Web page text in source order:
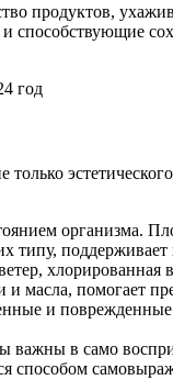
продуктов,
типу,
хлорированная
масла, помогает
и поврежденные
важны в само